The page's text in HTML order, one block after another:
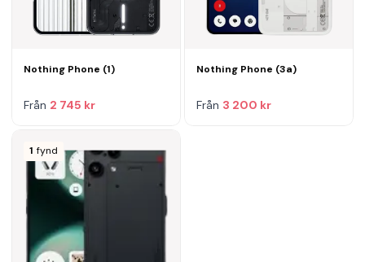
Nothing Phone (1)
Från 2 745 kr
Nothing Phone (3a)
Från 3 200 kr
1 fynd